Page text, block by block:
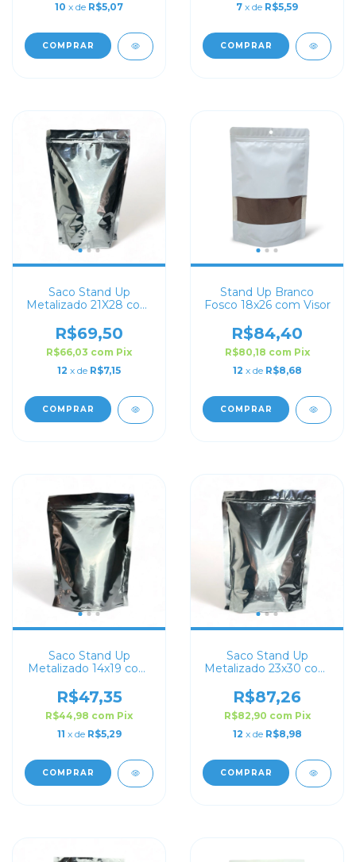
10 x de R$5,07
COMPRAR
7 x de R$5,59
COMPRAR
Saco Stand Up
Metalizado 21X28 com
R$69,50
R$66,03 com Pix
12 x de R$7,15
COMPRAR
Stand Up Branco
Fosco 18x26 com Visor
R$84,40
R$80,18 com Pix
12 x de R$8,68
COMPRAR
Saco Stand Up
Metalizado 14x19 com
R$47,35
R$44,98 com Pix
11 x de R$5,29
COMPRAR
Saco Stand Up
Metalizado 23x30 com
R$87,26
R$82,90 com Pix
12 x de R$8,98
COMPRAR